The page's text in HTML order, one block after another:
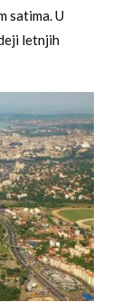
satima. U
letnjih